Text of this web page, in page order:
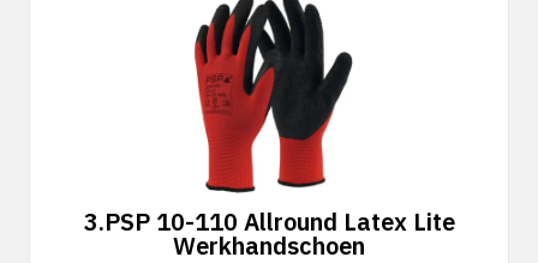
3.PSP 10-110 Allround Latex Lite
Werkhandschoen